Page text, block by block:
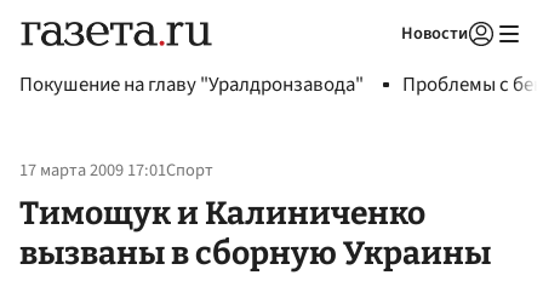
Новости
Покушение на главу "Уралдронзавода" Проблемы с
17 марта 2009 17:01Спорт
Тимощук и Калиниченко
вызваны в сборную Украины